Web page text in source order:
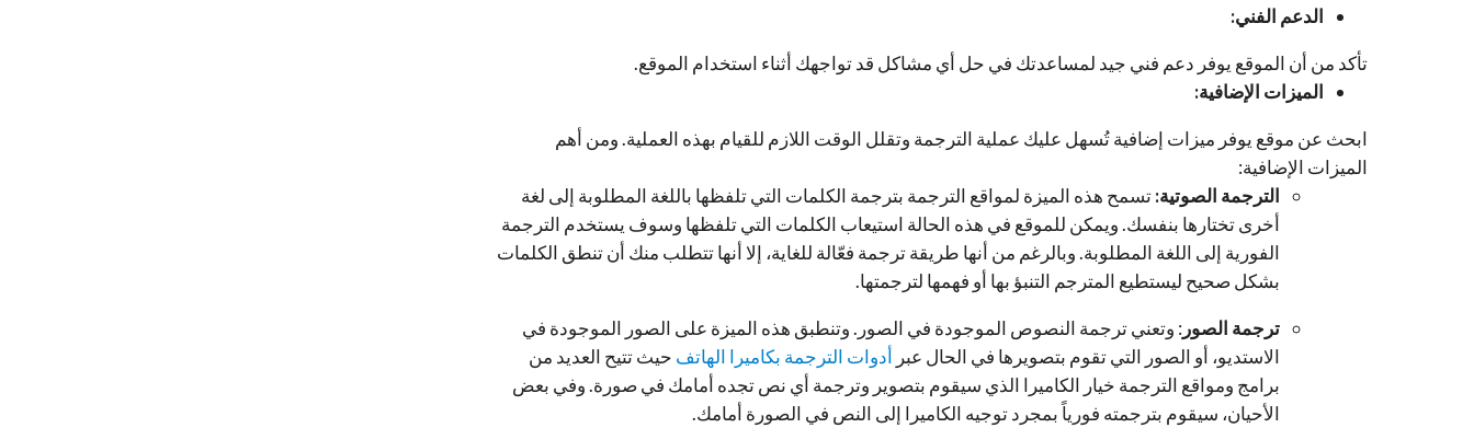
الدعم الفني:
تأكد من أن الموقع يوفر دعم فني جيد لمساعدتك في حل أي مشاكل قد تواجهك أثناء استخدام الموقع.
الميزات الإضافية:
ابحث عن موقع يوفر ميزات إضافية تُسهل عليك عملية الترجمة وتقلل الوقت اللازم للقيام بهذه العملية. ومن أهم
الميزات الإضافية:
الترجمة الصوتية:تسمح هذه الميزة لمواقع الترجمة بترجمة الكلمات التي تلفظها باللغة المطلوبة إلى لغة
أخرى تختارها بنفسك. ويمكن للموقع في هذه الحالة استيعاب الكلمات التي تلفظها وسوف يستخدم الترجمة
الفورية إلى اللغة المطلوبة. وبالرغم من أنها طريقة ترجمة فعّالة للغاية، إلا أنها تتطلب منك أن تنطق الكلمات
بشكل صحيح ليستطيع المترجم التنبؤ بها أو فهمها لترجمتها.
ترجمة الصور : وتعني ترجمة النصوص الموجودة في الصور. وتنطبق هذه الميزة على الصور الموجودة في
الاستديو، أو الصور التي تقوم بتصويرها في الحال عبر أدوات الترجمة بكاميرا الهاتف حيث تتيح العديد من
برامج ومواقع الترجمة خيار الكاميرا الذي سيقوم بتصوير وترجمة أي نص تجده أمامك في صورة. وفي بعض
الأحيان، سيقوم بترجمته فورياً بمجرد توجيه الكاميرا إلى النص في الصورة أمامك.